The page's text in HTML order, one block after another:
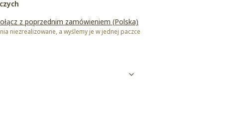
z poprzednim zamówieniem (Polska)
niezrealizowane, a wyślemy je w jednej paczce